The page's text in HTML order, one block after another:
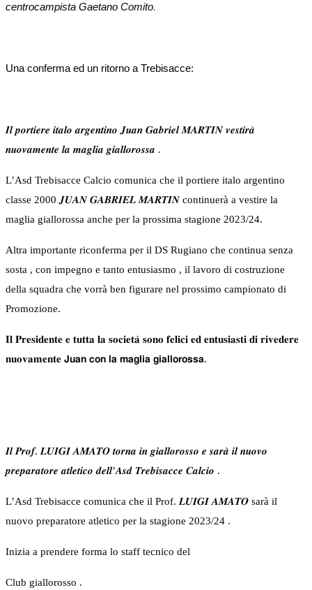
centrocampista Gaetano Comito.
Una conferma ed un ritorno a Trebisacce:
𝑰𝒍 𝒑𝒐𝒓𝒕𝒊𝒆𝒓𝒆 𝒊𝒕𝒂𝒍𝒐 𝒂𝒓𝒈𝒆𝒏𝒕𝒊𝒏𝒐 𝑱𝒖𝒂𝒏 𝑮𝒂𝒃𝒓𝒊𝒆𝒍 𝑴𝑨𝑹𝑻𝑰𝑵 𝒗𝒆𝒔𝒕𝒊𝒓𝒂̀
𝒏𝒖𝒐𝒗𝒂𝒎𝒆𝒏𝒕𝒆 𝒍𝒂 𝒎𝒂𝒈𝒍𝒊𝒂 𝒈𝒊𝒂𝒍𝒍𝒐𝒓𝒐𝒔𝒔𝒂 .
L’Asd Trebisacce Calcio comunica che il portiere italo argentino
classe 2000 𝑱𝑼𝑨𝑵 𝑮𝑨𝑩𝑹𝑰𝑬𝑳 𝑴𝑨𝑹𝑻𝑰𝑵 continuerà a vestire la
maglia giallorossa anche per la prossima stagione 2023/24.
Altra importante riconferma per il DS Rugiano che continua senza
sosta , con impegno e tanto entusiasmo , il lavoro di costruzione
della squadra che vorrà ben figurare nel prossimo campionato di
Promozione.
𝐈𝐥 𝐏𝐫𝐞𝐬𝐢𝐝𝐞𝐧𝐭𝐞 𝐞 𝐭𝐮𝐭𝐭𝐚 𝐥𝐚 𝐬𝐨𝐜𝐢𝐞𝐭𝐚̀ 𝐬𝐨𝐧𝐨 𝐟𝐞𝐥𝐢𝐜𝐢 𝐞𝐝 𝐞𝐧𝐭𝐮𝐬𝐢𝐚𝐬𝐭𝐢 𝐝𝐢 𝐫𝐢𝐯𝐞𝐝𝐞𝐫𝐞
𝐧𝐮𝐨𝐯𝐚𝐦𝐞𝐧𝐭𝐞 𝗝𝘂𝗮𝗻 𝗰𝗼𝗻 𝗹𝗮 𝗺𝗮𝗴𝗹𝗶𝗮 𝗴𝗶𝗮𝗹𝗹𝗼𝗿𝗼𝘀𝘀𝗮.
𝑰𝒍 𝑷𝒓𝒐𝒇. 𝑳𝑼𝑰𝑮𝑰 𝑨𝑴𝑨𝑻𝑶 𝒕𝒐𝒓𝒏𝒂 𝒊𝒏 𝒈𝒊𝒂𝒍𝒍𝒐𝒓𝒐𝒔𝒔𝒐 𝒆 𝒔𝒂𝒓𝒂̀ 𝒊𝒍 𝒏𝒖𝒐𝒗𝒐
𝒑𝒓𝒆𝒑𝒂𝒓𝒂𝒕𝒐𝒓𝒆 𝒂𝒕𝒍𝒆𝒕𝒊𝒄𝒐 𝒅𝒆𝒍𝒍’𝑨𝒔𝒅 𝑻𝒓𝒆𝒃𝒊𝒔𝒂𝒄𝒄𝒆 𝑪𝒂𝒍𝒄𝒊𝒐 .
L’Asd Trebisacce comunica che il Prof. 𝑳𝑼𝑰𝑮𝑰 𝑨𝑴𝑨𝑻𝑶 sarà il
nuovo preparatore atletico per la stagione 2023/24 .
Inizia a prendere forma lo staff tecnico del
Club giallorosso .